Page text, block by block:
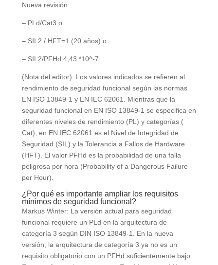
Nueva revisión:
– PLd/Cat3 o
– SIL2 / HFT=1 (20 años) o
– SIL2/PFHd 4,43 *10^-7
(Nota del editor): Los valores indicados se refieren al
rendimiento de seguridad funcional según las normas
EN ISO 13849-1 y EN IEC 62061. Mientras que la
seguridad funcional en EN ISO 13849-1 se especifica en
diferentes niveles de rendimiento (PL) y categorías (
Cat), en EN IEC 62061 es el Nivel de Integridad de
Seguridad (SIL) y la Tolerancia a Fallos de Hardware
(HFT). El valor PFHd es la probabilidad de una falla
peligrosa por hora (Probability of a Dangerous Failure
per Hour).
¿Por qué es importante ampliar los requisitos
mínimos de seguridad funcional?
Markus Winter: La versión actual para seguridad
funcional requiere un PLd en la arquitectura de
categoría 3 según DIN ISO 13849-1. En la nueva
versión, la arquitectura de categoría 3 ya no es un
requisito obligatorio con un PFHd suficientemente bajo.